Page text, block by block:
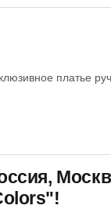
платье